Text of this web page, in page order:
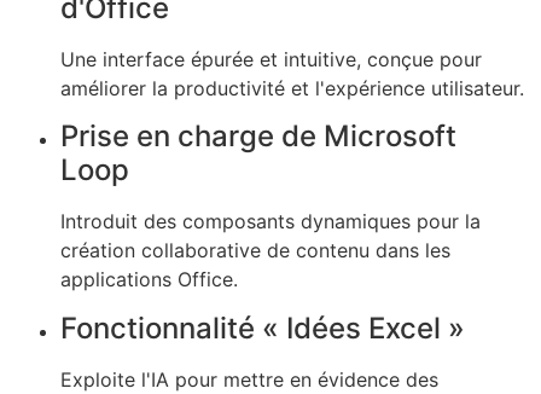
d'Office
Une interface épurée et intuitive, conçue pour
améliorer la productivité et l'expérience utilisateur.
Prise en charge de Microsoft
Loop
Introduit des composants dynamiques pour la
création collaborative de contenu dans les
applications Office.
Fonctionnalité « Idées Excel »
Exploite l'IA pour mettre en évidence des